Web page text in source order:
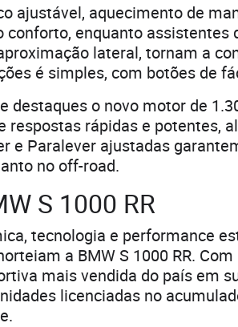
ajustável, aquecimento de
conforto, enquanto assistentes
lateral, tornam a
é simples, com botões de
destaques o novo motor de
respostas rápidas e potentes,
e Paralever ajustadas
no off-road.
S 1000 RR
tecnologia e performance
a BMW S 1000 RR.
mais vendida do país em
licenciadas no